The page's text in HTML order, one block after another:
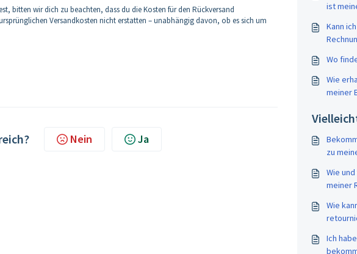
bitten wir dich zu beachten, dass du die Kosten für den Rückversand
Versandkosten nicht erstatten – unabhängig davon, ob es sich um
Nein Ja
ist
Kann
Wo
Wie
meiner
zu
Wie
meiner
Wie
Ich